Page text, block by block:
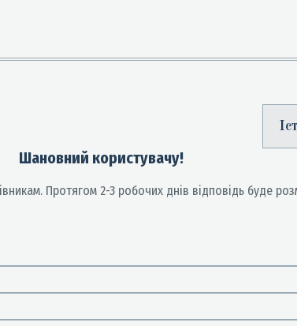
Шановний користувачу!
Протягом 2-3 робочих днів вiдповiдь буде